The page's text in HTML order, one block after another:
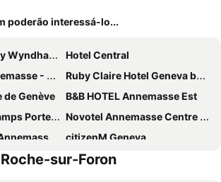
poderão interessá-lo...
Geneva
Hotel Central
- Genève
Ruby Claire Hotel Geneva by IHG
de Genève
B&B HOTEL Annemasse Est
de Genève
Novotel Annemasse Centre - Porte de Genève
Ville La Grand
citizenM Geneva
Campanile Annemasse Centre - Gare
sur-Foron